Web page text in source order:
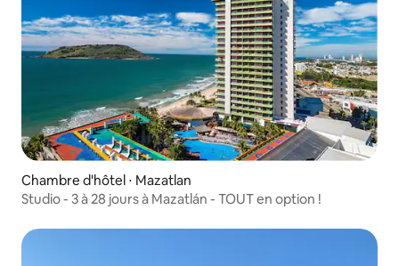
Chambre d'hôtel ⋅ Mazatlan
Studio - 3 à 28 jours à Mazatlán - TOUT en option !